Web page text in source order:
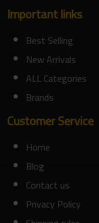
Important links
Best Selling
New Arrivals
ALL Categories
Brands
Customer Service
Home
Blog
Contact us
Privacy Policy